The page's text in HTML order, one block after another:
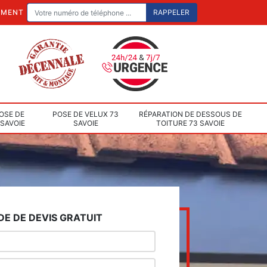
DE
POSE DE VELUX 73
SAVOIE
RÉPARATION DE DESSOUS DE
TOITURE 73 SAVOIE
DE DEVIS GRATUIT